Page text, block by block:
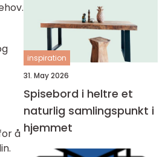
å
inspiration
31. May 2026
Spisebord i heltre et
naturlig samlingspunkt i
hjemmet